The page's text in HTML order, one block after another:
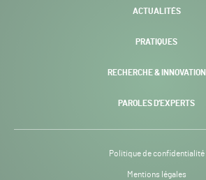
ACTUALITÉS
PRATIQUES
RECHERCHE & INNOVATION
PAROLES D’EXPERTS
Politique de confidentialité
Mentions légales